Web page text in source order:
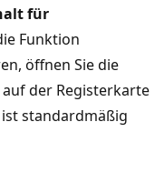
für
Funktion
öffnen Sie die
auf der Registerkarte
standardmäßig